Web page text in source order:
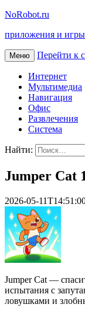
NoRobot.ru
приложения и
Меню Перейти к
Интернет
Мультимедиа
Навигация
Офис
Развлечения
Система
Найти:
Jumper Cat
2026-05-
Jumper Cat —
испытания с
ловушками и